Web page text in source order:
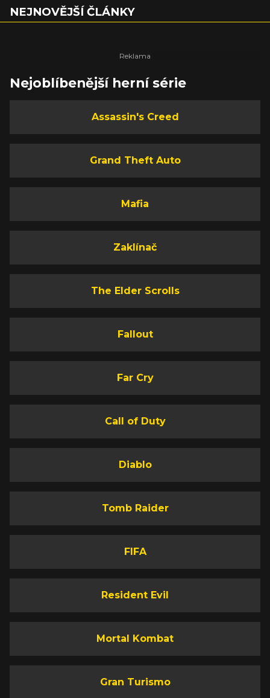
NEJNOVĚJŠÍ ČLÁNKY
Nejoblíbenější herní série
Assassin's Creed
Grand Theft Auto
Mafia
Zaklínač
The Elder Scrolls
Fallout
Far Cry
Call of Duty
Diablo
Tomb Raider
FIFA
Resident Evil
Mortal Kombat
Gran Turismo